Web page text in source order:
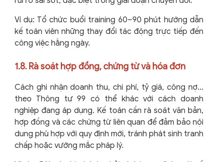
Ví dụ: Tổ chức buổi training 60–90 phút hướng dẫn
kế toán viên những thay đổi tác động trực tiếp đến
công việc hằng ngày.
1.8. Rà soát hợp đồng, chứng từ và hóa đơn
Cách ghi nhận doanh thu, chi phí, tỷ giá, công nợ…
theo Thông tư 99 có thể khác với cách doanh
nghiệp đang áp dụng. Kế toán cần rà soát văn bản,
hợp đồng và các chứng từ liên quan để đảm bảo nội
dung phù hợp với quy định mới, tránh phát sinh tranh
chấp hoặc vướng mắc pháp lý.